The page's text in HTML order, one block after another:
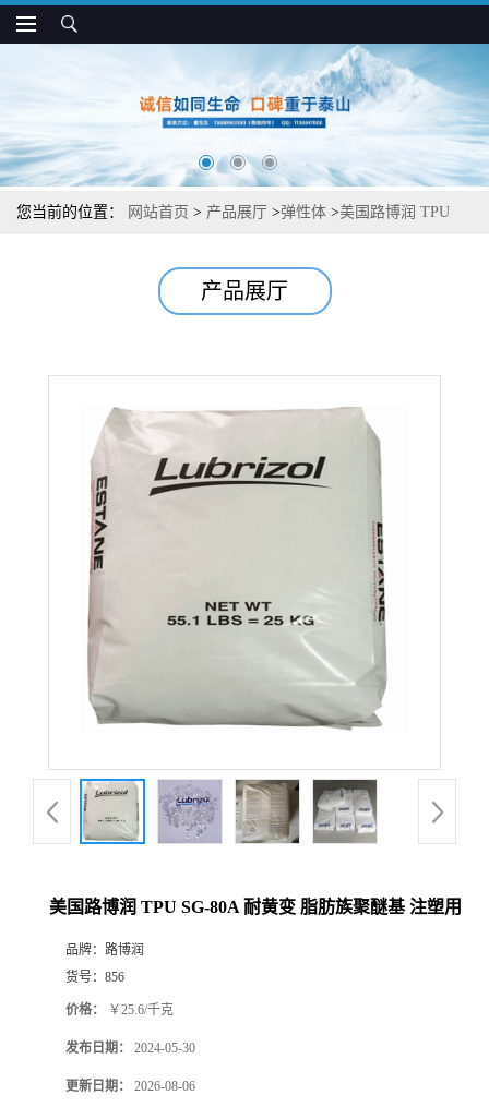
您当前的位置： 网站首页 > 产品展厅 >弹性体 >美国路博润 TPU
产品展厅
美国路博润 TPU SG-80A 耐黄变 脂肪族聚醚基 注塑用
品牌： 路博润
货号： 856
价格： ￥25.6/千克
发布日期： 2024-05-30
更新日期： 2026-08-06